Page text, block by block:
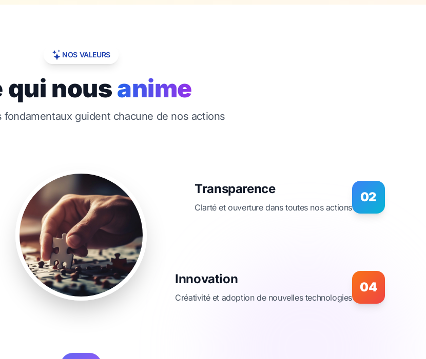
NOS VALEURS
qui nousanime
fondamentaux guident chacune de nos actions
02
Transparence
Clarté et ouverture dans toutes nos actions
04
Innovation
Créativité et adoption de nouvelles technologies